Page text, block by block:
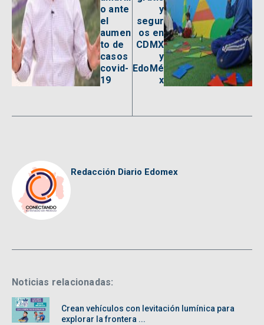
o ante
el
aumen
to de
casos
covid-
19
y
segur
os en
CDMX
y
EdoMé
x
Redacción Diario Edomex
Noticias relacionadas:
Crean vehículos con levitación lumínica para
explorar la frontera ...